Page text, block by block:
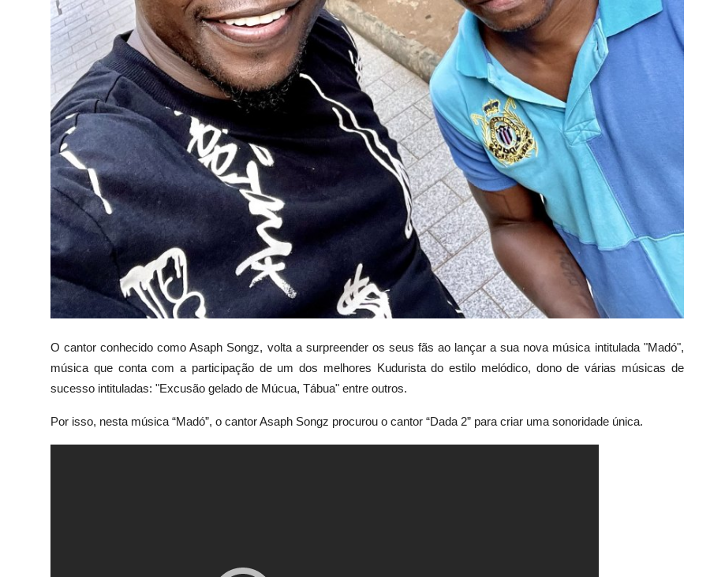
O cantor conhecido como Asaph Songz, volta a surpreender os seus fãs ao lançar a sua nova música intitulada "Madó",
música que conta com a participação de um dos melhores Kudurista do estilo melódico, dono de várias músicas de
sucesso intituladas: "Excusão gelado de Múcua, Tábua" entre outros.
Por isso, nesta música “Madó”, o cantor Asaph Songz procurou o cantor “Dada 2” para criar uma sonoridade única.